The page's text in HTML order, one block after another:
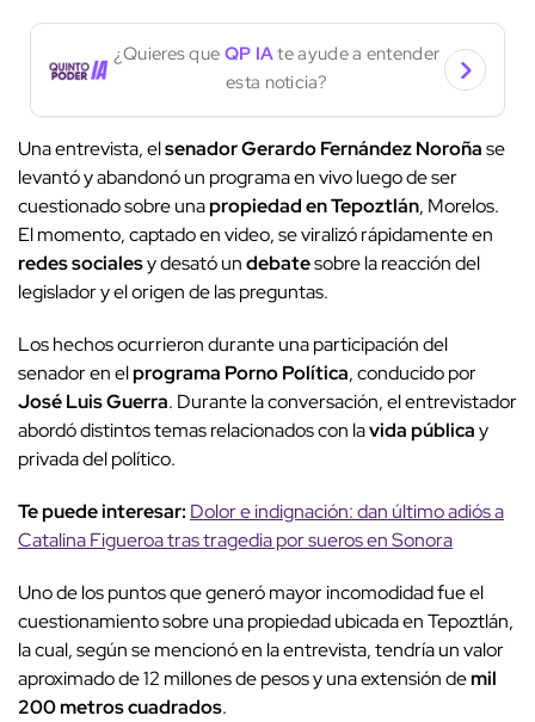
¿Quieres que QP IAte ayude a entender
esta noticia?
Una entrevista, elsenador Gerardo Fernández Noroñase
levantó y abandonó un programa en vivo luego de ser
cuestionado sobre unapropiedad en Tepoztlán, Morelos.
El momento, captado en video, se viralizó rápidamente en
redes socialesy desató undebatesobre la reacción del
legislador y el origen de las preguntas.
Los hechos ocurrieron durante una participación del
senador en elprograma Porno Política, conducido por
José Luis Guerra. Durante la conversación, el entrevistador
abordó distintos temas relacionados con lavida públicay
privada del político.
Te puede interesar: Dolor e indignación: dan último adiós a
Catalina Figueroa tras tragedia por sueros en Sonora
Uno de los puntos que generó mayor incomodidad fue el
cuestionamiento sobre una propiedad ubicada en Tepoztlán,
la cual, según se mencionó en la entrevista, tendría un valor
aproximado de 12 millones de pesos y una extensión demil
200 metros cuadrados.